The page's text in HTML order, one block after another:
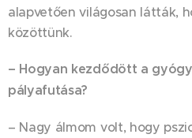
alapvetően világosan látták,
közöttünk.
– Hogyan kezdődött a
pályafutása?
– Nagy álmom volt, hogy